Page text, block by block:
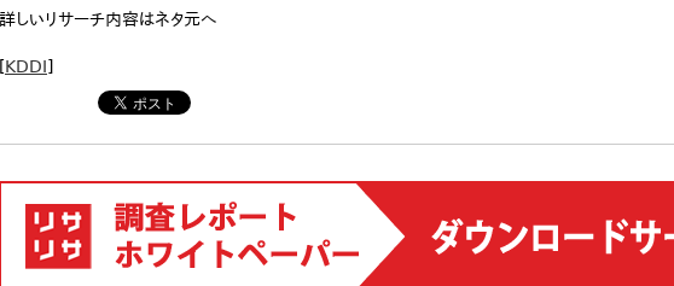
詳しいリサーチ内容はネタ元へ
[KDDI]